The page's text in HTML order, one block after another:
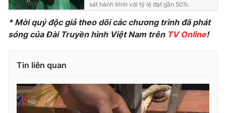
VTV9 VTV8
Liên hệ tòa soạn English
THỜI BÁO VTV
sát hành trình với tỷ lệ đạt gần 50%.
* Mời quý độc giả theo dõi các chương trình đã phát
sóng của Đài Truyền hình Việt Nam trên TV Online!
Tin liên quan